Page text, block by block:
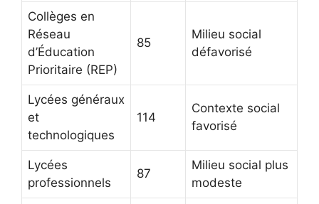
Collèges en
Réseau
d’Éducation
Prioritaire (REP)
85
Milieu social
défavorisé
Lycées généraux
et
technologiques
114
Contexte social
favorisé
Lycées
professionnels
87
Milieu social plus
modeste